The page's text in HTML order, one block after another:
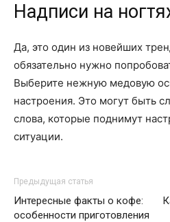
Надписи на
Да, это один из новейших
обязательно нужно
Выберите нежную медовую
настроения. Это могут быть
слова, которые поднимут
ситуации.
Предыдущая статья
Интересные факты о кофе:
особенности приготовления